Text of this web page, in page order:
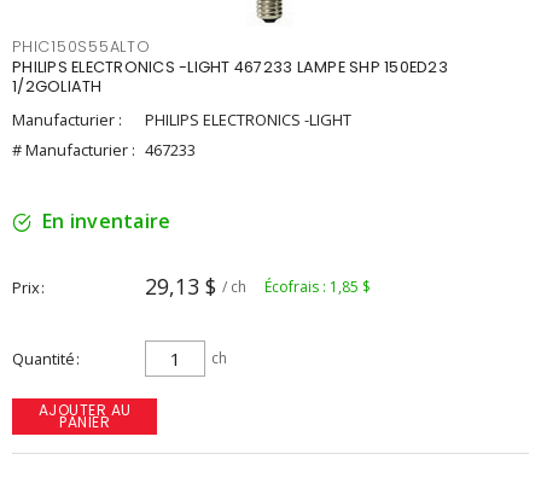
PHIC150S55ALTO
PHILIPS ELECTRONICS -LIGHT 467233 LAMPE SHP 150ED23
1/2GOLIATH
Manufacturier :
PHILIPS ELECTRONICS -LIGHT
# Manufacturier : 467233
En inventaire
Prix 29,13 $ / ch Écofrais : 1,85 $
Quantité ch
AJOUTER AU
PANIER